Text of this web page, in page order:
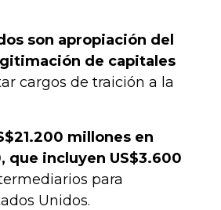
son apropiación del
de capitales
cargos de traición a la
millones en
que incluyen US$3.600
para
Unidos.